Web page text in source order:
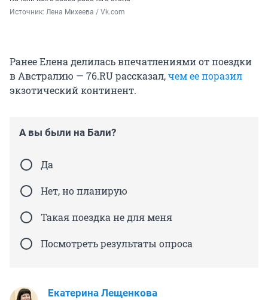
Источник: Лена Михеева / Vk.com
Ранее Елена делилась впечатлениями от поездки
в Австралию — 76.RU рассказал,чем ее поразил
экзотический континент.
А вы были на Бали?
Да
Нет, но планирую
Такая поездка не для меня
Посмотреть результаты опроса
Екатерина Лещенкова